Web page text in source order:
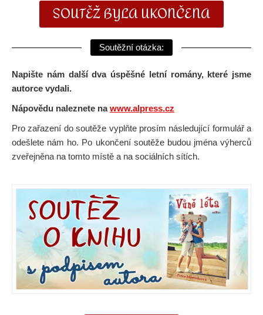
SOUTĚŽ BYLA UKONČENA
Soutěžní otázka:
Napište nám další dva úspěšné letní romány, které jsme
autorce vydali.
Nápovědu naleznete nawww.alpress.cz
Pro zařazení do soutěže vyplňte prosím následující formulář a
odešlete nám ho. Po ukončení soutěže budou jména výherců
zveřejněna na tomto místě a na sociálních sítích.